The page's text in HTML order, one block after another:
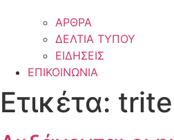
ΑΡΘΡΑ
ΔΕΛΤΙΑ ΤΥΠΟΥ
ΕΙΔΗΣΕΙΣ
ΕΠΙΚΟΙΝΩΝΙΑ
Ετικέτα: